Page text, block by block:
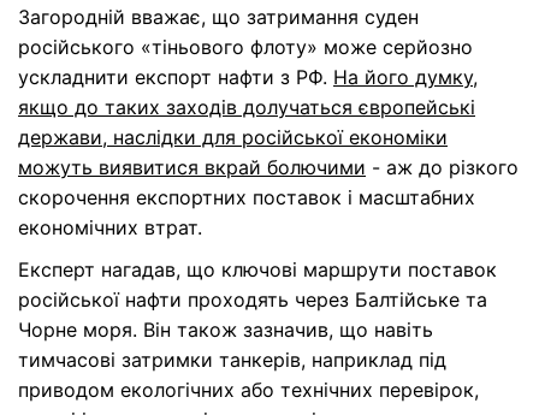
Загородній вважає, що затримання суден
російського «тіньового флоту» може серйозно
ускладнити експорт нафти з РФ. На його думку,
якщо до таких заходів долучаться європейські
держави, наслідки для російської економіки
можуть виявитися вкрай болючими - аж до різкого
скорочення експортних поставок і масштабних
економічних втрат.
Експерт нагадав, що ключові маршрути поставок
російської нафти проходять через Балтійське та
Чорне моря. Він також зазначив, що навіть
тимчасові затримки танкерів, наприклад під
приводом екологічних або технічних перевірок,